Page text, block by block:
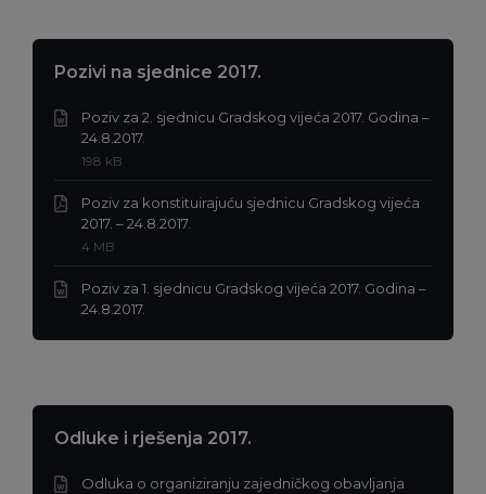
Pozivi na sjednice 2017.
Poziv za 2. sjednicu Gradskog vijeća 2017. Godina –
24.8.2017.
doc
Veličina
datoteke:
198 kB
Poziv za konstituirajuću sjednicu Gradskog vijeća
2017. – 24.8.2017.
pdf
Veličina
datoteke:
4 MB
Poziv za 1. sjednicu Gradskog vijeća 2017. Godina –
24.8.2017.
doc
Odluke i rješenja 2017.
Odluka o organiziranju zajedničkog obavljanja